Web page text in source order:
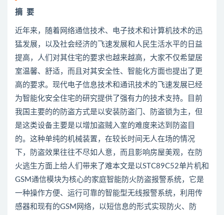
摘 要
近年来，随着网络通信技术、电子技术和计算机技术的迅
猛发展，以及社会经济的飞速发展和人民生活水平的日益
提高，人们对其住宅的要求也越来越高，大家不仅希望居
室温馨、舒适，而且对其安全性、智能化方面也提出了更
高的要求。现代电子信息技术和通讯技术的飞速发展已经
为智能化安全住宅的研究提供了强有力的技术支持。目前
我国主要的的防盗方式是以安装防盗门、防盗锁为主，但
是这类设备主要是以增加盗贼入室的难度来达到防盗目
的。这种单纯的机械装置，在较长时间无人在场的情况
下，防盗效果往往不尽如人意，而且影响房屋美观，在防
火逃生方面上给人们带来了难本文是以STC89C52单片机和
GSM通信模块为核心的家庭智能防火防盗报警系统，它是
一种操作方便、运行可靠的智能型无线报警系统，利用传
感器和现有的GSM网络，以短信息的形式实现防火、防